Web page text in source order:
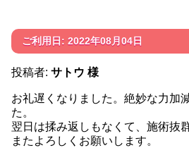
ご利用日: 2022年08月04日
投稿者: サトウ 様
お礼遅くなりました。絶妙な力加
た。
翌日は揉み返しもなくて、施術抜
またよろしくお願いします。